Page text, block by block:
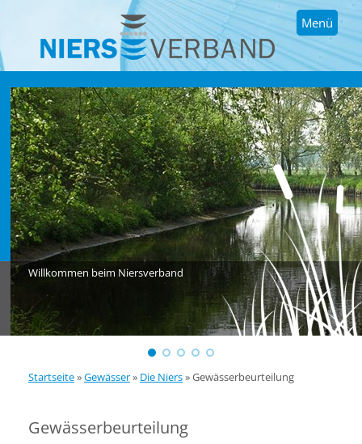
Menü
Willkommen beim Niersverband
Startseite»Gewässer» Die Niers»Gewässerbeurteilung
Gewässerbeurteilung